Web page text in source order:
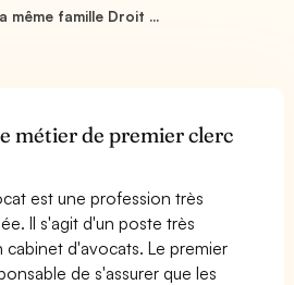
même famille Droit ...
métier de premier clerc
est une profession très
Il s'agit d'un poste très
cabinet d'avocats. Le premier
de s'assurer que les